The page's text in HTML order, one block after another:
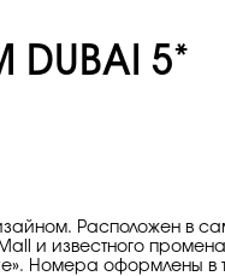
DUBAI 5*
Расположен в
и известного
Номера оформлены в